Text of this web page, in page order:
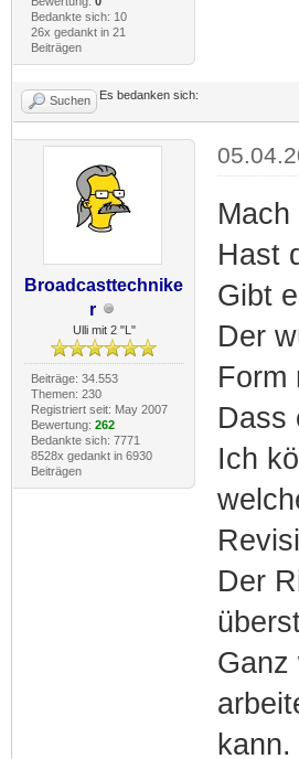
Bedankte sich: 10
26x gedankt in 21
Beiträgen
Suchen Es bedanken sich:
Broadcasttechnike
r
Ulli mit 2 "L"
Beiträge: 34.553
Themen: 230
Registriert seit: May 2007
Bewertung: 262
Bedankte sich: 7771
8528x gedankt in 6930
Beiträgen
Hast
Gibt
Der
Form
Dass
Ich
Der
Ganz
kann.